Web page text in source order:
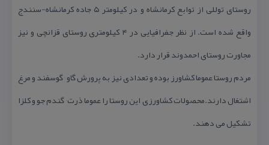
روستای توللی از توابع كرمانشاه و در كیلومتر ۵ جاده كرمانشاه-سنندج
واقع شده است. از نظر جفرافیایی در ۴ كیلومتری روستای قزانچی و نیز
مجاورت روستای احمدوند قرار دارد.
مردم روستا عموما كشاورز بوده و تعدادی نیز به پرورش گاو ٬ گوسفند و مرغ
اشتغال دارند.محصولات كشاورزی این روستا را عموما ذرت٬ گندم٬جو و كلزا
تشكیل می دهند.